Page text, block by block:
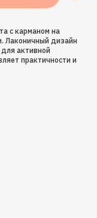
с карманом на
Лаконичный дизайн
активной
практичности и